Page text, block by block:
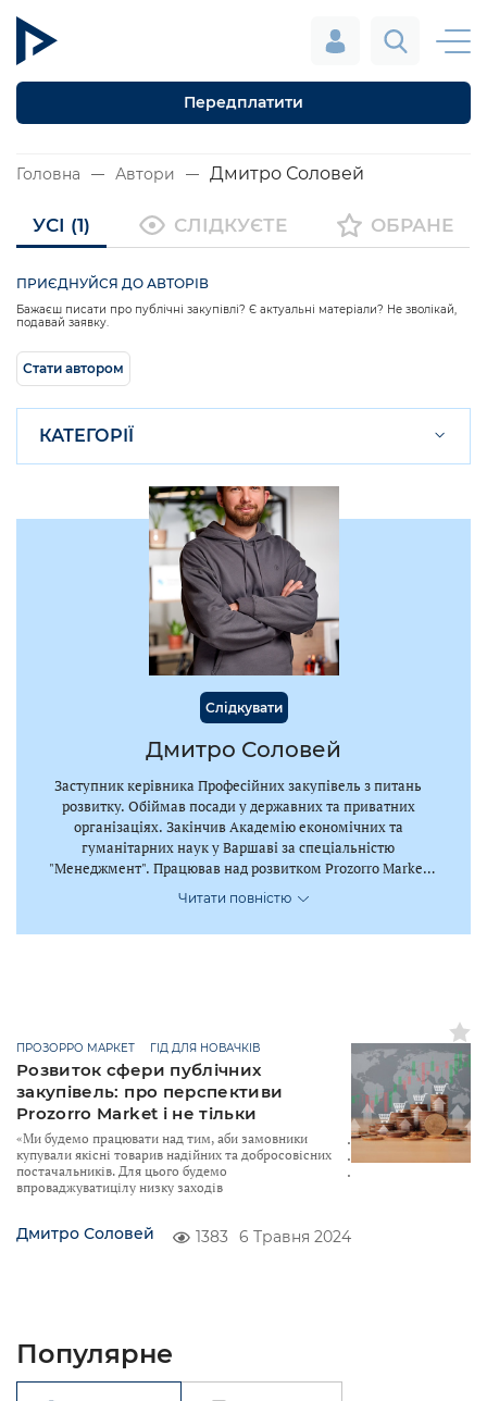
Передплатити
Головна Автори Дмитро Соловей
УСІ (1) СЛІДКУЄТЕ ОБРАНЕ
КАТЕГОРІЇ
Слідкувати
Дмитро Соловей
Заступник керівника Професійних закупівель з питань
розвитку. Обіймав посади у державних та приватних
організаціях. Закінчив Академію економічних та
гуманітарних наук у Варшаві за спеціальністю
"Менеджмент". Працював над розвитком Prozorro Market
ще з моменту пілотного проєкту. Кілька останніх років
очолює команду, яка адмініструє е-каталог Prozorro Market
в Професійних закупівлях.
Читати повністю
Розвиток сфери публічних
закупівель: про перспективи
Prozorro Market і не тільки
ПРОЗОРРО МАРКЕТ ГІД ДЛЯ НОВАЧКІВ
«Ми будемо працювати над тим, аби замовники
купували якісні товарив надійних та добросовісних
постачальників. Для цього будемо
впроваджуватицілу низку заходів
Дмитро Соловей 1383 6 Травня 2024
ПРИЄДНУЙСЯ ДО АВТОРІВ
Бажаєш писати про публічні закупівлі? Є актуальні матеріали? Не зволікай,
подавай заявку.
Стати автором
Популярне